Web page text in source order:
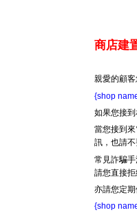
商店建
親愛的顧
{shop
如果您接
當您接到
訊，也請不
常見詐騙
請您直接拒
亦請您定
{shop